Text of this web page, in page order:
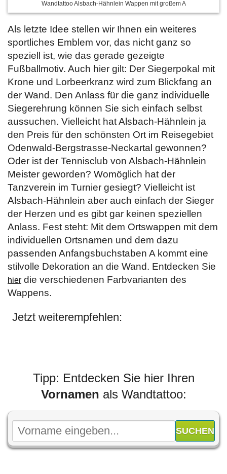
Wandtattoo Alsbach-Hähnlein Wappen mit großem A
Als letzte Idee stellen wir Ihnen ein weiteres
sportliches Emblem vor, das nicht ganz so
speziell ist, wie das gerade gezeigte
Fußballmotiv. Auch hier gilt: Der Siegerpokal mit
Krone und Lorbeerkranz wird zum Blickfang an
der Wand. Den Anlass für die ganz individuelle
Siegerehrung können Sie sich einfach selbst
aussuchen. Vielleicht hat Alsbach-Hähnlein ja
den Preis für den schönsten Ort im Reisegebiet
Odenwald-Bergstrasse-Neckartal gewonnen?
Oder ist der Tennisclub von Alsbach-Hähnlein
Meister geworden? Womöglich hat der
Tanzverein im Turnier gesiegt? Vielleicht ist
Alsbach-Hähnlein aber auch einfach der Sieger
der Herzen und es gibt gar keinen speziellen
Anlass. Fest steht: Mit dem Ortswappen mit dem
individuellen Ortsnamen und dem dazu
passenden Anfangsbuchstaben A kommt eine
stilvolle Dekoration an die Wand. Entdecken Sie
hier die verschiedenen Farbvarianten des
Wappens.
Jetzt weiterempfehlen:
Tipp: Entdecken Sie hier Ihren
Vornamen als Wandtattoo: